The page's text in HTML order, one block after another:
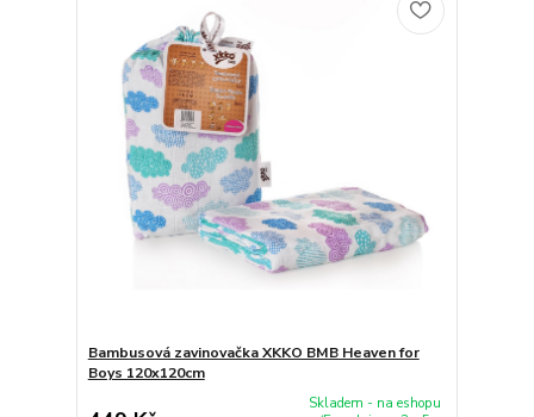
Bambusová zavinovačka XKKO BMB Heaven for
Boys 120x120cm
Skladem - na eshopu